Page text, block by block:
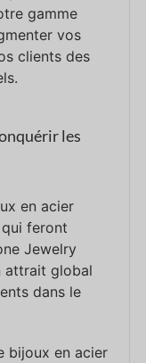
gamme
vos
clients des
les
en acier
feront
Jewelry
attrait global
dans le
bijoux en acier